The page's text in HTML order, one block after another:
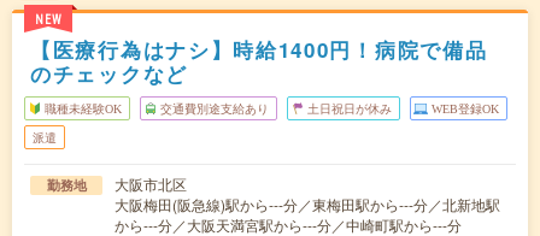
NEW
【医療行為はナシ】時給1400円！病院で備品
のチェックなど
職種未経験OK 交通費別途支給あり 土日祝日が休み WEB登録OK
派遣
勤務地
大阪市北区
大阪梅田(阪急線)駅から---分／東梅田駅から---分／北新地駅
から---分／大阪天満宮駅から---分／中崎町駅から---分